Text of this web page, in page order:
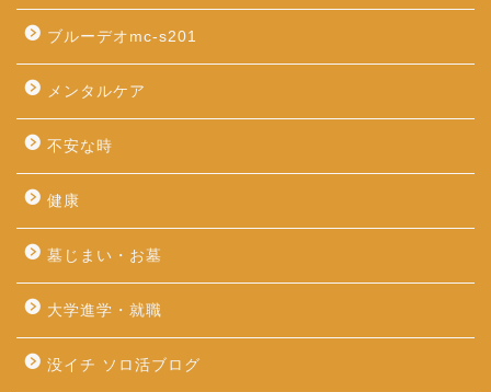
ブルーデオmc-s201
メンタルケア
不安な時
健康
墓じまい・お墓
大学進学・就職
没イチ ソロ活ブログ